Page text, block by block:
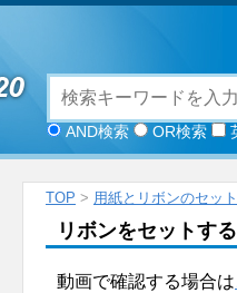
AND検索 OR検索
TOP > 用紙とリボンのセット
リボンをセットする
動画で確認する場合は